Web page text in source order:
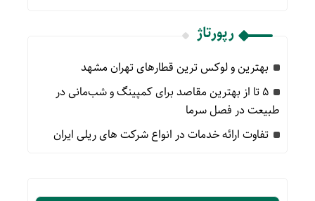
رپورتاژ
بهترین و لوکس ترین قطارهای تهران مشهد
۵ تا از بهترین مقاصد برای کمپینگ و شب‌مانی در
طبیعت در فصل سرما
تفاوت ارائه خدمات در انواع شرکت های ریلی ایران